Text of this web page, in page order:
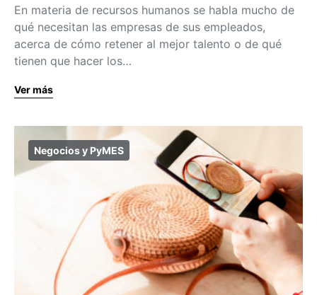
En materia de recursos humanos se habla mucho de
qué necesitan las empresas de sus empleados,
acerca de cómo retener al mejor talento o de qué
tienen que hacer los…
Ver más
Negocios y PyMES